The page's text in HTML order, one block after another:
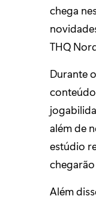
chega
THQ
Durante
além de
estúdio
chegarão
Além